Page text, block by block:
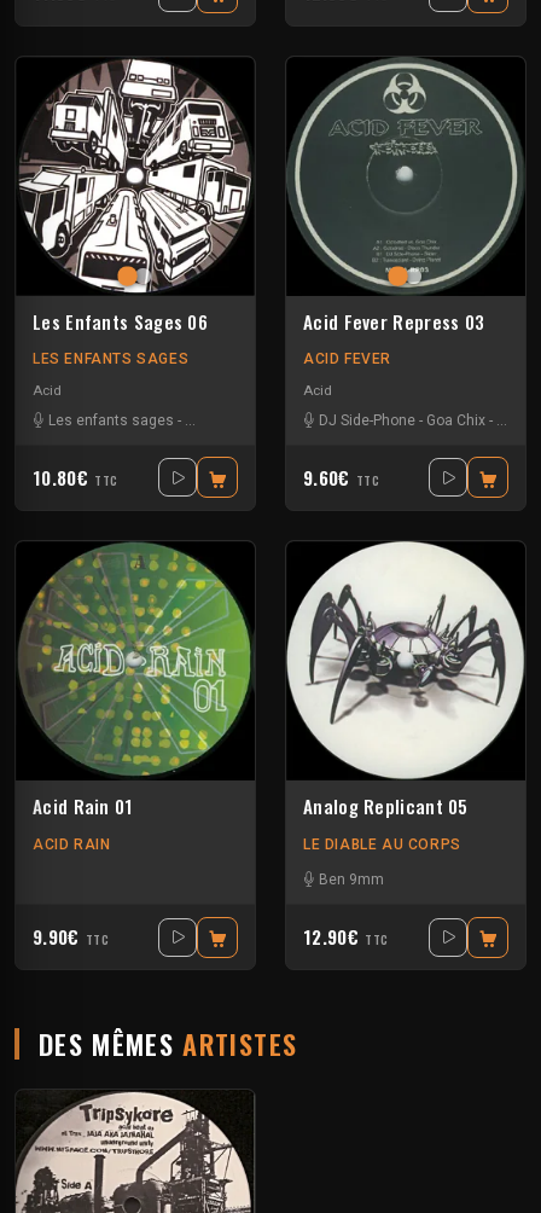
Les Enfants Sages 06
LES ENFANTS SAGES
Acid
Les enfants sages -
10.80€ TTC
Acid Fever Repress 03
ACID FEVER
Acid
DJ Side-Phone - Goa Chix -
9.60€ TTC
Acid Rain 01
ACID RAIN
9.90€ TTC
Analog Replicant 05
LE DIABLE AU CORPS
Ben 9mm
12.90€ TTC
DES MÊMESARTISTES